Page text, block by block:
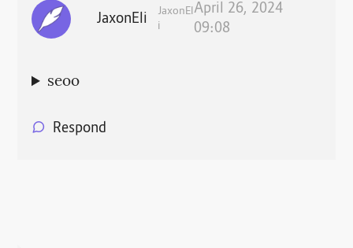
JaxonEli
JaxonEl
i
April 26, 2024
09:08
seoo
Respond